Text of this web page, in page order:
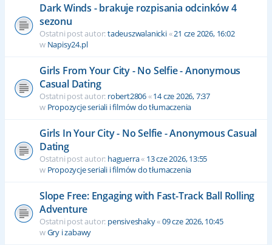
Dark Winds - brakuje rozpisania odcinków 4
sezonu
Ostatni post autor:tadeuszwalanicki«21 cze 2026, 16:02
w Napisy24.pl
Girls From Your City - No Selfie - Anonymous
Casual Dating
Ostatni post autor: robert2806«14 cze 2026, 7:37
w Propozycje seriali i filmów do tłumaczenia
Girls In Your City - No Selfie - Anonymous Casual
Dating
Ostatni post autor: haguerra« 13 cze 2026, 13:55
w Propozycje seriali i filmów do tłumaczenia
Slope Free: Engaging with Fast-Track Ball Rolling
Adventure
Ostatni post autor: pensiveshaky«09 cze 2026, 10:45
wGry i zabawy